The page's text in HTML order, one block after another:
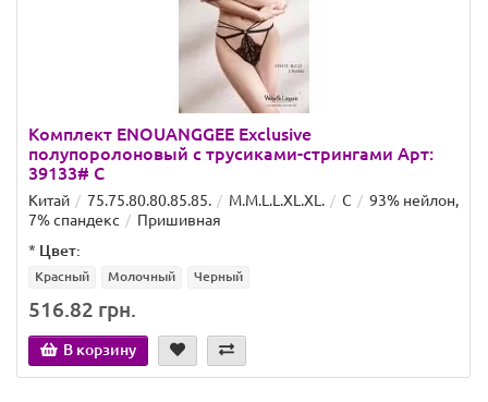
Комплект ENOUANGGEE Exclusive
полупоролоновый с трусиками-стрингами Арт:
39133# C
Китай 75.75.80.80.85.85. M.M.L.L.XL.XL. C
93% нейлон,
7% спандекс
Пришивная
* Цвет:
Красный Молочный Черный
516.82 грн.
В корзину